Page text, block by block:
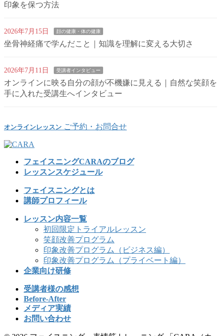
印象を保つ方法
2026年7月15日 顔の健康・体の健康
坐骨神経痛で学んだこと｜知識を理解に変える大切さ
2026年7月11日 受講者インタビュー
オンラインに映る自分の顔が不機嫌に見える｜自然な笑顔を
手に入れた受講生へインタビュー
オンラインレッスン ご予約・お問合せ
フェイスニングCARAのブログ
レッスンスケジュール
フェイスニングとは
講師プロフィール
レッスン内容一覧
初回限定トライアルレッスン
笑顔改善プログラム
印象改善プログラム（ビジネス編）
印象改善プログラム（プライベート編）
企業向け研修
受講者様の感想
Before-After
メディア実績
お問い合わせ